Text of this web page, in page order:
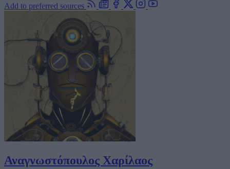
Add to preferred sources
Αναγνωστόπουλος Χαρίλαος